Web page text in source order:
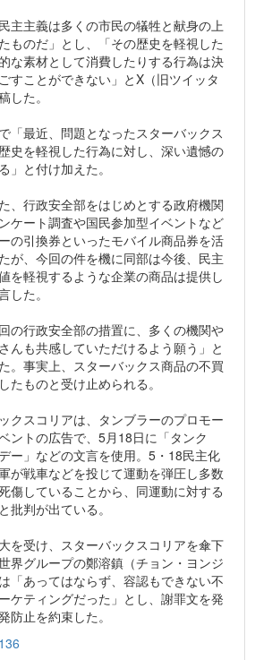
主主義は多くの市民の犠牲と献身の上
ものだ」とし、「その歴史を軽視した
な素材として消費したりする行為は決
すことができない」とX（旧ツイッタ
した。
「最近、問題となったスターバックス
史を軽視した行為に対し、深い遺憾の
」と付け加えた。
、行政安全部をはじめとする政府機関
ケート調査や国民参加型イベントなど
の引換券といったモバイル商品券を活
が、今回の件を機に同部は今後、民主
を軽視するような企業の商品は提供し
した。
の行政安全部の措置に、多くの機関や
んも共感していただけるよう願う」と
。事実上、スターバックス商品の不買
たものと受け止められる。
クスコリアは、タンブラーのプロモー
ントの広告で、5月18日に「タンク
デー」などの文言を使用。5・18民主化
が戦車などを投じて運動を弾圧し多数
傷していることから、同運動に対する
批判が出ている。
を受け、スターバックスコリアを傘下
界グループの鄭溶鎮（チョン・ヨンジ
「あってはならず、容認もできない不
ケティングだった」とし、謝罪文を発
防止を約束した。